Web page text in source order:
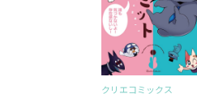
クリエコミックス